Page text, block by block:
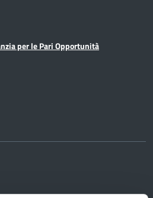
per le Pari Opportunità